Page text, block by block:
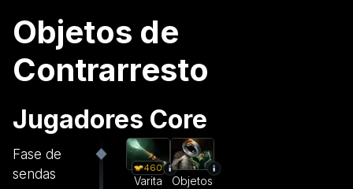
Objetos de
Contrarresto
Jugadores Core
Fase de
sendas
460
Varita
Objetos